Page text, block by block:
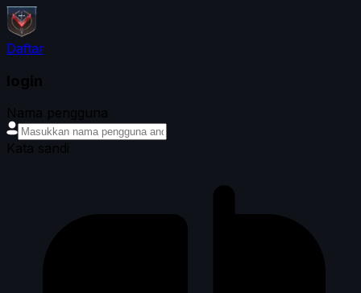
Daftar
login
Nama pengguna
Kata sandi